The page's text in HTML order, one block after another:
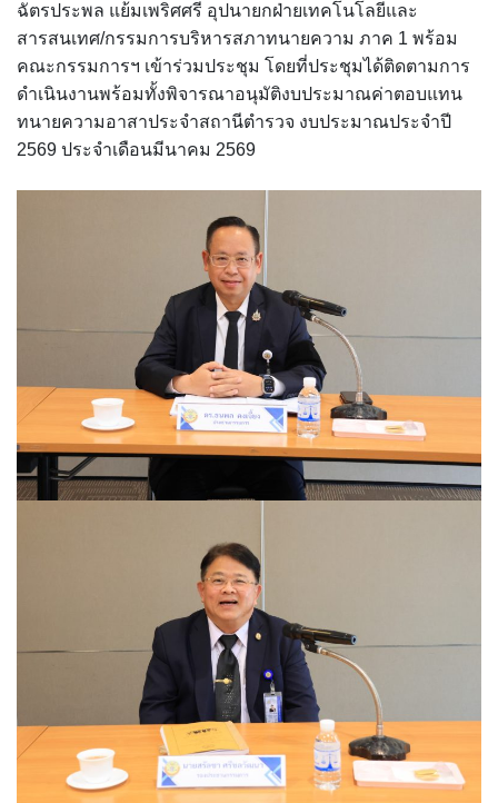
ฉัตรประพล แย้มเพริศศรี อุปนายกฝ่ายเทคโนโลยีและ
สารสนเทศ/กรรมการบริหารสภาทนายความ ภาค 1 พร้อม
คณะกรรมการฯ เข้าร่วมประชุม โดยที่ประชุมได้ติดตามการ
ดำเนินงานพร้อมทั้งพิจารณาอนุมัติงบประมาณค่าตอบแทน
ทนายความอาสาประจำสถานีตำรวจ งบประมาณประจำปี
2569 ประจำเดือนมีนาคม 2569